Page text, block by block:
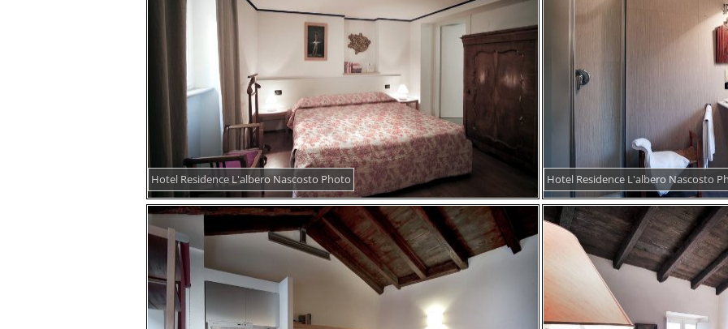
Hotel Residence L'albero Nascosto Photo Hotel Residence L'albero Nascosto